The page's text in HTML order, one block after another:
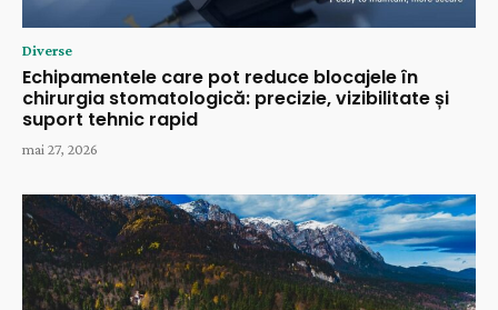
Diverse
Echipamentele care pot reduce blocajele în
chirurgia stomatologică: precizie, vizibilitate și
suport tehnic rapid
mai 27, 2026